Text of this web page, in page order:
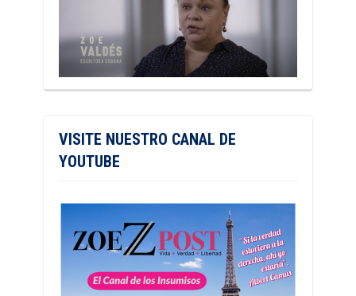
VISITE NUESTRO CANAL DE
YOUTUBE